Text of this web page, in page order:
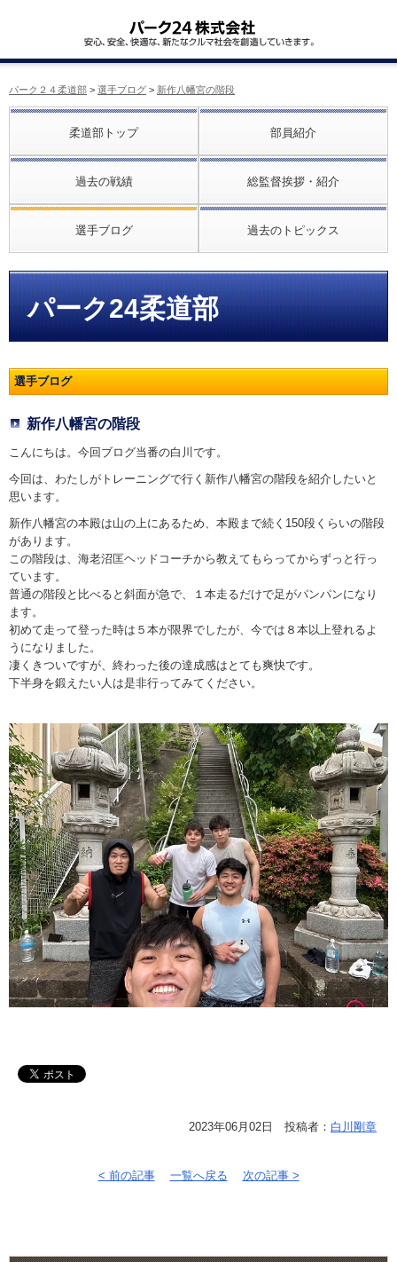
パーク２４柔道部 > 選手ブログ > 新作八幡宮の階段
柔道部トップ 部員紹介
過去の戦績 総監督挨拶・紹介
選手ブログ 過去のトピックス
パーク24柔道部
選手ブログ
新作八幡宮の階段
こんにちは。今回ブログ当番の白川です。
今回は、わたしがトレーニングで行く新作八幡宮の階段を紹介したいと
思います。
新作八幡宮の本殿は山の上にあるため、本殿まで続く150段くらいの階段
があります。
この階段は、海老沼匡ヘッドコーチから教えてもらってからずっと行っ
ています。
普通の階段と比べると斜面が急で、１本走るだけで足がパンパンになり
ます。
初めて走って登った時は５本が限界でしたが、今では８本以上登れるよ
うになりました。
凄くきついですが、終わった後の達成感はとても爽快です。
下半身を鍛えたい人は是非行ってみてください。
2023年06月02日 投稿者： 白川剛章
< 前の記事 一覧へ戻る 次の記事 >